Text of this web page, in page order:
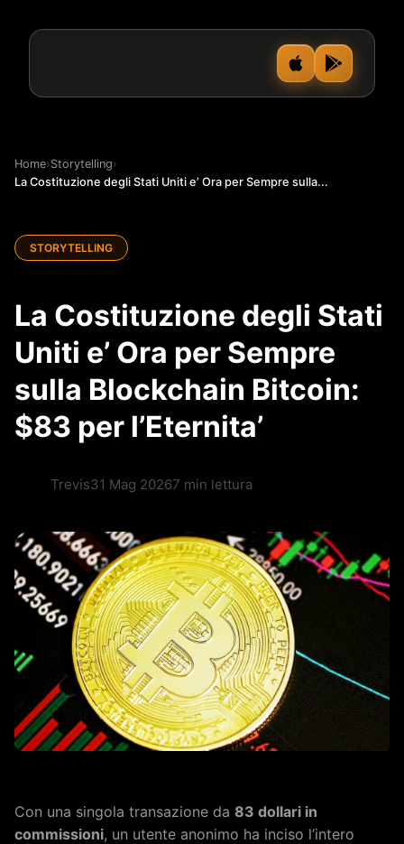
Home›Storytelling›
La Costituzione degli Stati Uniti e’ Ora per Sempre sulla...
STORYTELLING
La Costituzione degli Stati
Uniti e’ Ora per Sempre
sulla Blockchain Bitcoin:
$83 per l’Eternita’
Trevis31 Mag 20267 min lettura
Con una singola transazione da 83 dollari in
commissioni, un utente anonimo ha inciso l’intero